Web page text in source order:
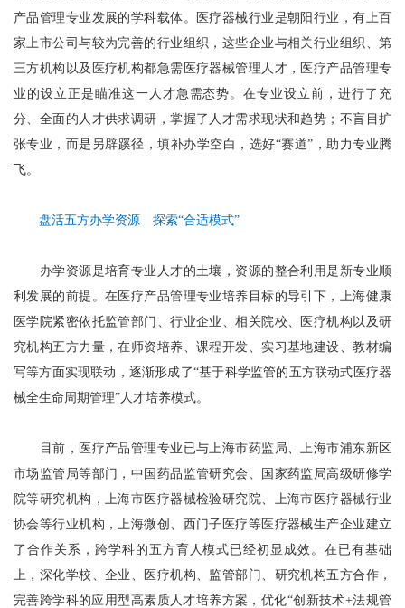
产品管理专业发展的学科载体。医疗器械行业是朝阳行业，有上百
家上市公司与较为完善的行业组织，这些企业与相关行业组织、第
三方机构以及医疗机构都急需医疗器械管理人才，医疗产品管理专
业的设立正是瞄准这一人才急需态势。在专业设立前，进行了充
分、全面的人才供求调研，掌握了人才需求现状和趋势；不盲目扩
张专业，而是另辟蹊径，填补办学空白，选好“赛道”，助力专业腾
飞。
盘活五方办学资源 探索“合适模式”
办学资源是培育专业人才的土壤，资源的整合利用是新专业顺
利发展的前提。在医疗产品管理专业培养目标的导引下，上海健康
医学院紧密依托监管部门、行业企业、相关院校、医疗机构以及研
究机构五方力量，在师资培养、课程开发、实习基地建设、教材编
写等方面实现联动，逐渐形成了“基于科学监管的五方联动式医疗器
械全生命周期管理”人才培养模式。
目前，医疗产品管理专业已与上海市药监局、上海市浦东新区
市场监管局等部门，中国药品监管研究会、国家药监局高级研修学
院等研究机构，上海市医疗器械检验研究院、上海市医疗器械行业
协会等行业机构，上海微创、西门子医疗等医疗器械生产企业建立
了合作关系，跨学科的五方育人模式已经初显成效。在已有基础
上，深化学校、企业、医疗机构、监管部门、研究机构五方合作，
完善跨学科的应用型高素质人才培养方案，优化“创新技术+法规管